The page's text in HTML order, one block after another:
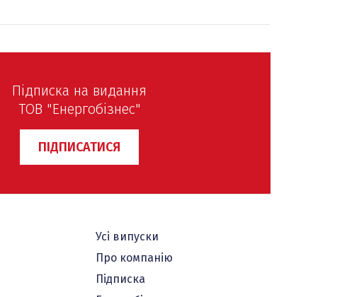
Підписка на видання
ТОВ "Енергобізнес"
ПІДПИСАТИСЯ
Усі випуски
Про компанію
Підписка